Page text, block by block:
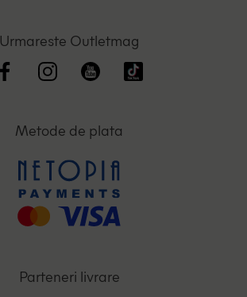
Urmareste Outletmag
Metode de plata
Parteneri livrare